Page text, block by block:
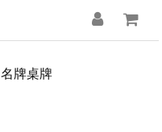
名牌桌牌